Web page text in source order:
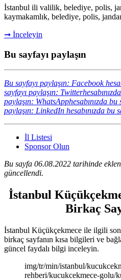
İstanbul ili valilik, belediye, polis,
kaymakamlık, belediye, polis,
➞ İnceleyin
Bu sayfayı paylaşın
Bu sayfayı paylaşın: Facebook
sayfayı paylaşın:
paylaşın: WhatsApphesabınızda bu
paylaşın: LinkedIn hesabınızda bu
İl Listesi
Sponsor Olun
Bu sayfa 06.08.2022 tarihinde
güncellendi.
İstanbul
Birkaç
İstanbul Küçükçekmece ile ilgili
birkaç sayfanın kısa bilgileri ve
güncel faydalı bilgi inceleyin.
img/tr/min/istanbul/
rehberi/kucukcekmece-golu/